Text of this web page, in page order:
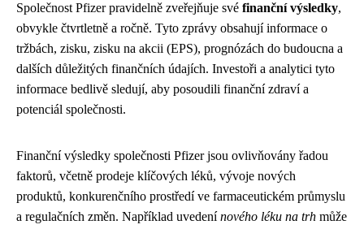
Společnost Pfizer pravidelně zveřejňuje své finanční výsledky,
obvykle čtvrtletně a ročně. Tyto zprávy obsahují informace o
tržbách, zisku, zisku na akcii (EPS), prognózách do budoucna a
dalších důležitých finančních údajích. Investoři a analytici tyto
informace bedlivě sledují, aby posoudili finanční zdraví a
potenciál společnosti.
Finanční výsledky společnosti Pfizer jsou ovlivňovány řadou
faktorů, včetně prodeje klíčových léků, vývoje nových
produktů, konkurenčního prostředí ve farmaceutickém průmyslu
a regulačních změn. Například uvedenínového léku na trh může